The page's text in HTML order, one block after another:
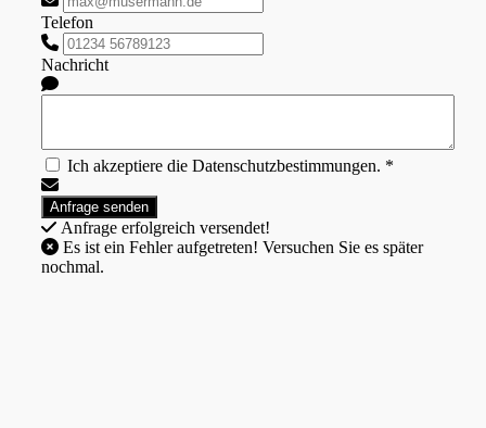
Telefon
Nachricht
Ich akzeptiere die Datenschutzbestimmungen. *
Anfrage erfolgreich versendet!
nochmal.